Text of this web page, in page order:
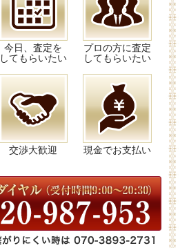
今日、査定を
してもらいたい
プロの方に査定
してもらいたい
交渉大歓迎 現金でお支払い